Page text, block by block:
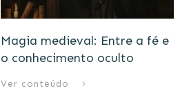
Magia medieval: Entre a fé e
o conhecimento oculto
Ver conteúdo